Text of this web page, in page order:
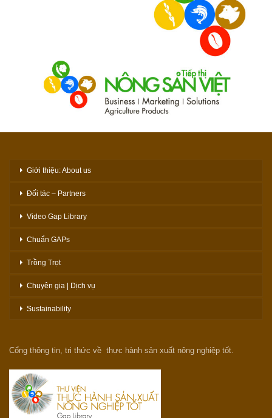
Giới thiệu: About us
Đối tác – Partners
Video Gap Library
Chuẩn GAPs
Trồng Trọt
Chuyên gia | Dịch vụ
Sustainability
Cổng thông tin, tri thức về thực hành sản xuất nông nghiệp tốt.